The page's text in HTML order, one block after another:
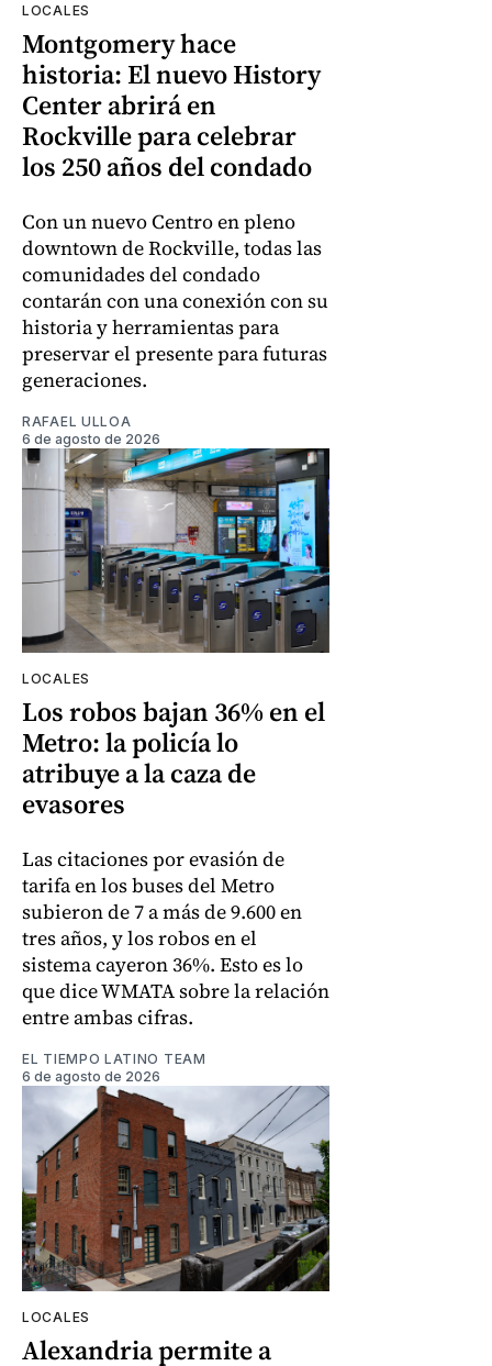
LOCALES
Montgomery hace
historia: El nuevo History
Center abrirá en
Rockville para celebrar
los 250 años del condado
Con un nuevo Centro en pleno
downtown de Rockville, todas las
comunidades del condado
contarán con una conexión con su
historia y herramientas para
preservar el presente para futuras
generaciones.
RAFAEL ULLOA
6 de agosto de 2026
LOCALES
Los robos bajan 36% en el
Metro: la policía lo
atribuye a la caza de
evasores
Las citaciones por evasión de
tarifa en los buses del Metro
subieron de 7 a más de 9.600 en
tres años, y los robos en el
sistema cayeron 36%. Esto es lo
que dice WMATA sobre la relación
entre ambas cifras.
EL TIEMPO LATINO TEAM
6 de agosto de 2026
LOCALES
Alexandria permite a